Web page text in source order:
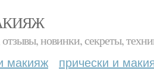
новинки, секреты,
макияж прически и